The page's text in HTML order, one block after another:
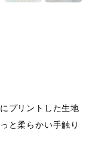
プリントした生地
と柔らかい手触り